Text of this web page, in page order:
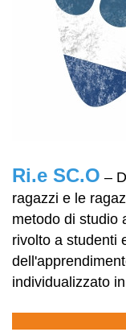
Ri.e SC.O –
ragazzi e le
metodo di studio
rivolto a studenti
individualizzato